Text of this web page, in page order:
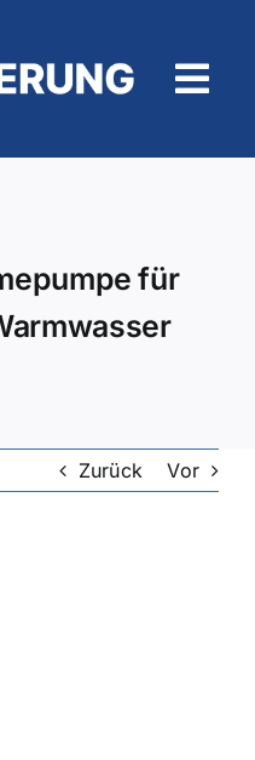
für
Zurück Vor